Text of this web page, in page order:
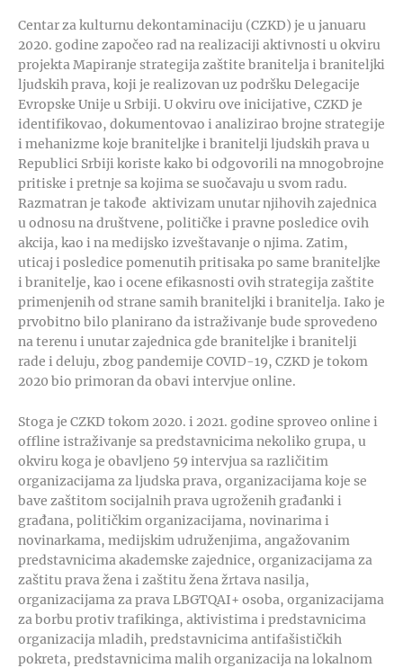
Centar za kulturnu dekontaminaciju (CZKD) je u januaru
2020. godine započeo rad na realizaciji aktivnosti u okviru
projekta Mapiranje strategija zaštite branitelja i braniteljki
ljudskih prava, koji je realizovan uz podršku Delegacije
Evropske Unije u Srbiji. U okviru ove inicijative, CZKD je
identifikovao, dokumentovao i analizirao brojne strategije
i mehanizme koje braniteljke i branitelji ljudskih prava u
Republici Srbiji koriste kako bi odgovorili na mnogobrojne
pritiske i pretnje sa kojima se suočavaju u svom radu.
Razmatran je takođe aktivizam unutar njihovih zajednica
u odnosu na društvene, političke i pravne posledice ovih
akcija, kao i na medijsko izveštavanje o njima. Zatim,
uticaj i posledice pomenutih pritisaka po same braniteljke
i branitelje, kao i ocene efikasnosti ovih strategija zaštite
primenjenih od strane samih braniteljki i branitelja. Iako je
prvobitno bilo planirano da istraživanje bude sprovedeno
na terenu i unutar zajednica gde braniteljke i branitelji
rade i deluju, zbog pandemije COVID-19, CZKD je tokom
2020 bio primoran da obavi intervjue online.
Stoga je CZKD tokom 2020. i 2021. godine sproveo online i
offline istraživanje sa predstavnicima nekoliko grupa, u
okviru koga je obavljeno 59 intervjua sa različitim
organizacijama za ljudska prava, organizacijama koje se
bave zaštitom socijalnih prava ugroženih građanki i
građana, političkim organizacijama, novinarima i
novinarkama, medijskim udruženjima, angažovanim
predstavnicima akademske zajednice, organizacijama za
zaštitu prava žena i zaštitu žena žrtava nasilja,
organizacijama za prava LBGTQAI+ osoba, organizacijama
za borbu protiv trafikinga, aktivistima i predstavnicima
organizacija mladih, predstavnicima antifašističkih
pokreta, predstavnicima malih organizacija na lokalnom